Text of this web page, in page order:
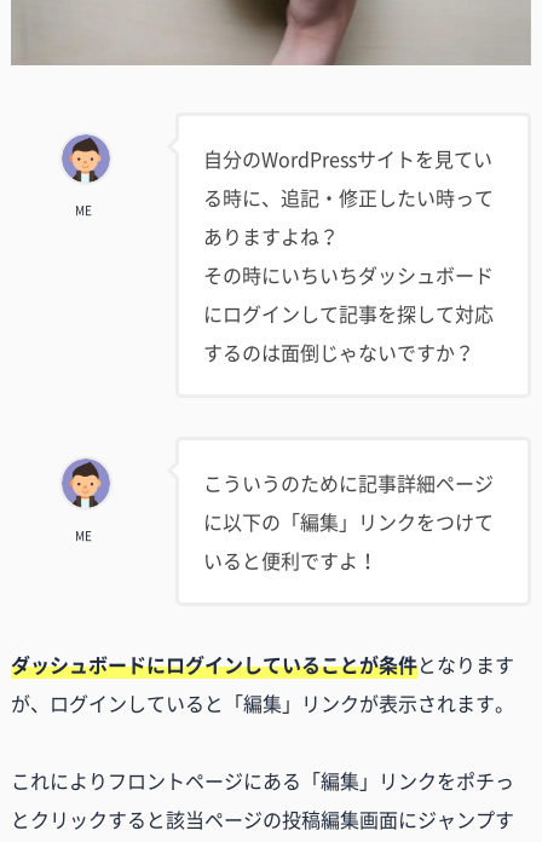
ME
自分のWordPressサイトを見てい
る時に、追記・修正したい時って
ありますよね？
その時にいちいちダッシュボード
にログインして記事を探して対応
するのは面倒じゃないですか？
ME
こういうのために記事詳細ページ
に以下の「編集」リンクをつけて
いると便利ですよ！
ダッシュボードにログインしていることが条件となります
が、ログインしていると「編集」リンクが表示されます。
これによりフロントページにある「編集」リンクをポチっ
とクリックすると該当ページの投稿編集画面にジャンプす